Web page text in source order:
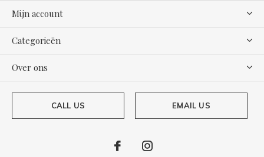
Mijn account
Categorieën
Over ons
CALL US EMAIL US